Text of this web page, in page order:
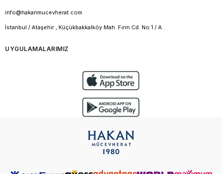
info@hakanmucevherat.com
İstanbul / Ataşehir , Küçükbakkalköy Mah. Fırın Cd. No 1 / A
UYGULAMALARIMIZ